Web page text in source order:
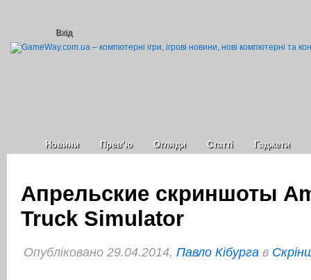
Вхід
Новини Прев’ю Огляди Статті Гаджети
Апрельские скриншоты
Truck Simulator
Опубліковано 29.04.2014, Павло Кібурга в